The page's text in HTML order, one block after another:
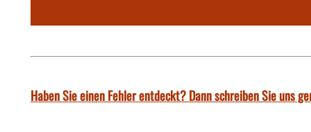
Haben Sie einen Fehler entdeckt? Dann schreiben Sie uns